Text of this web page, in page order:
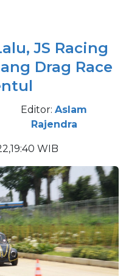
JS Racing
Drag Race
Editor:Aslam
Rajendra
WIB